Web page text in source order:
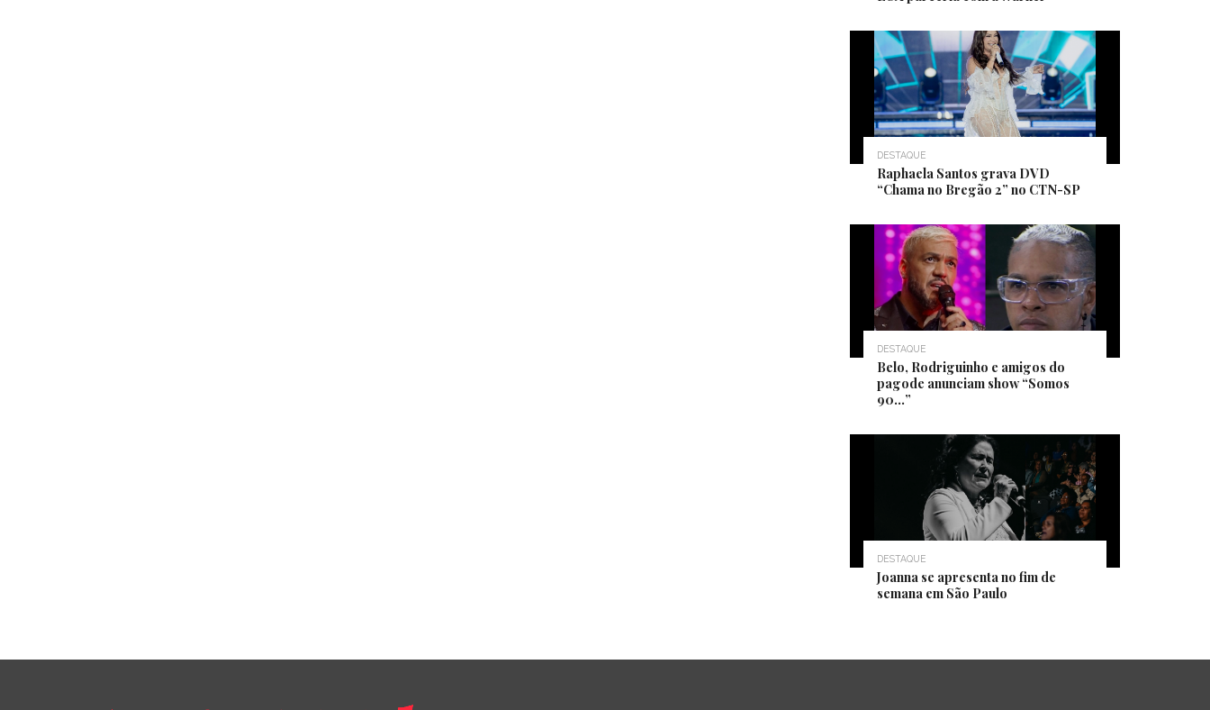
DESTAQUE
Raphaela Santos grava DVD
“Chama no Bregão 2” no CTN-SP
DESTAQUE
Belo, Rodriguinho e amigos do
pagode anunciam show “Somos
90…”
DESTAQUE
Joanna se apresenta no fim de
semana em São Paulo